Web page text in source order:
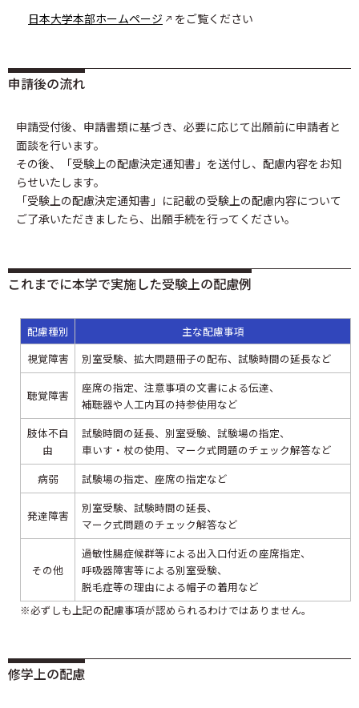
日本大学本部ホームページ をご覧ください
申請後の流れ
申請受付後、申請書類に基づき、必要に応じて出願前に申請者と
面談を行います。
その後、「受験上の配慮決定通知書」を送付し、配慮内容をお知
らせいたします。
「受験上の配慮決定通知書」に記載の受験上の配慮内容について
ご了承いただきましたら、出願手続を行ってください。
これまでに本学で実施した受験上の配慮例
配慮種別
主な配慮事項
視覚障害
別室受験、 拡大問題冊子の配布、 試験時間の延長など
聴覚障害
座席の指定、 注意事項の文書による伝達、
補聴器や人工内耳の持参使用など
肢体不自
由
試験時間の延長、 別室受験、 試験場の指定、
車いす・杖の使用、 マーク式問題のチェック解答など
病弱
試験場の指定、 座席の指定など
発達障害
別室受験、 試験時間の延長、
マーク式問題のチェック解答など
その他
過敏性腸症候群等による出入口付近の座席指定、
呼吸器障害等による別室受験、
脱毛症等の理由による帽子の着用など
必ずしも上記の配慮事項が認められるわけではありません。
修学上の配慮